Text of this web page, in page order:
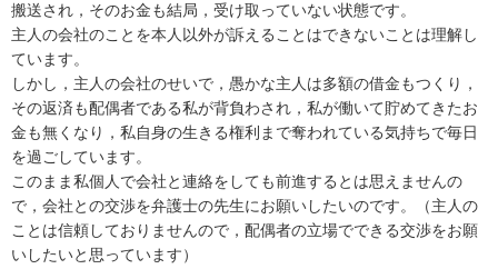
搬送され，そのお金も結局，受け取っていない状態です。
主人の会社のことを本人以外が訴えることはできないことは理解し
ています。
しかし，主人の会社のせいで，愚かな主人は多額の借金もつくり，
その返済も配偶者である私が背負わされ，私が働いて貯めてきたお
金も無くなり，私自身の生きる権利まで奪われている気持ちで毎日
を過ごしています。
このまま私個人で会社と連絡をしても前進するとは思えませんの
で，会社との交渉を弁護士の先生にお願いしたいのです。（主人の
ことは信頼しておりませんので，配偶者の立場でできる交渉をお願
いしたいと思っています）